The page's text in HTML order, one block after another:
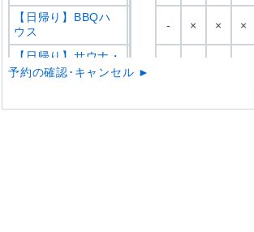
【日帰り】BBQハ
ウス
- × × ×
【日帰り】サウナ・
川遊びだけ！プラン
【キャンペーン中】
予約の確認･キャンセル ►